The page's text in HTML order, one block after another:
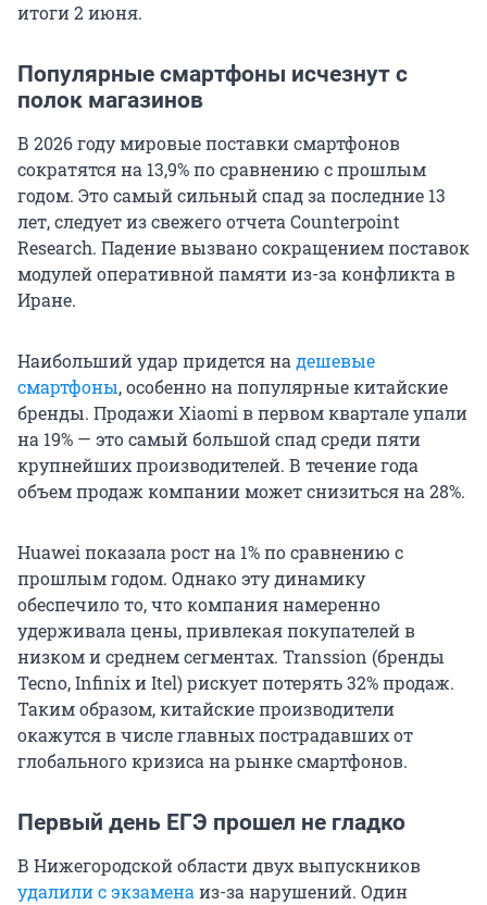
итоги 2 июня.
Популярные смартфоны исчезнут с
полок магазинов
В 2026 году мировые поставки смартфонов
сократятся на 13,9% по сравнению с прошлым
годом. Это самый сильный спад за последние 13
лет, следует из свежего отчета Counterpoint
Research. Падение вызвано сокращением поставок
модулей оперативной памяти из-за конфликта в
Иране.
Наибольший удар придется надешевые
смартфоны, особенно на популярные китайские
бренды. Продажи Xiaomi в первом квартале упали
на 19% — это самый большой спад среди пяти
крупнейших производителей. В течение года
объем продаж компании может снизиться на 28%.
Huawei показала рост на 1% по сравнению с
прошлым годом. Однако эту динамику
обеспечило то, что компания намеренно
удерживала цены, привлекая покупателей в
низком и среднем сегментах. Transsion (бренды
Tecno, Infinix и Itel) рискует потерять 32% продаж.
Таким образом, китайские производители
окажутся в числе главных пострадавших от
глобального кризиса на рынке смартфонов.
Первый день ЕГЭ прошел не гладко
В Нижегородской области двух выпускников
удалили с экзаменаиз-за нарушений. Один